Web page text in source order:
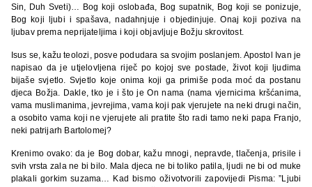
Sin, Duh Sveti)… Bog koji oslobađa, Bog supatnik, Bog koji se ponizuje,
Bog koji ljubi i spašava, nadahnjuje i objedinjuje. Onaj koji poziva na
ljubav prema neprijateljima i koji objavljuje Božju skrovitost.
Isus se, kažu teolozi, posve podudara sa svojim poslanjem. Apostol Ivan je
napisao da je utjelovljena riječ po kojoj sve postade, život koji ljudima
bijaše svjetlo. Svjetlo koje onima koji ga primiše poda moć da postanu
djeca Božja. Dakle, tko je i što je On nama (nama vjernicima kršćanima,
vama muslimanima, jevrejima, vama koji pak vjerujete na neki drugi način,
a osobito vama koji ne vjerujete ali pratite što radi tamo neki papa Franjo,
neki patrijarh Bartolomej?
Krenimo ovako: da je Bog dobar, kažu mnogi, nepravde, tlačenja, prisile i
svih vrsta zala ne bi bilo. Mala djeca ne bi toliko patila, ljudi ne bi od muke
plakali gorkim suzama… Kad bismo oživotvorili zapovijedi Pisma: ”Ljubi